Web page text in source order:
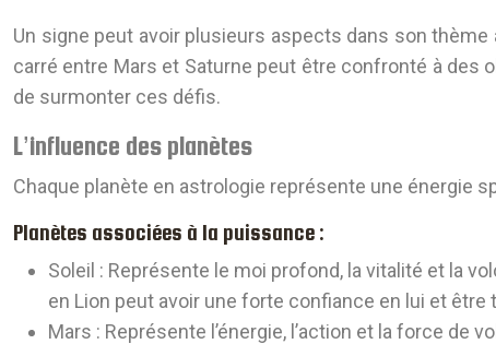
Un signe peut avoir plusieurs aspects dans son
carré entre Mars et Saturne peut être confronté à des
de surmonter ces défis.
L’influence des planètes
Chaque planète en astrologie représente une énergie
Planètes associées à la puissance :
Soleil : Représente le moi profond, la vitalité et la
en Lion peut avoir une forte confiance en lui et être
Mars : Représente l’énergie, l’action et la force de